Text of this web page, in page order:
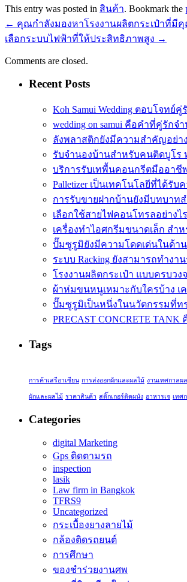
This entry was posted in สินค้า. Bookmark the
← คุณกำลังมองหาโรงงานผลิตกระเป๋าที่มี
เลือกระบบไฟฟ้าที่ให้ประสิทธิภาพสูง →
Comments are closed.
Recent Posts
Koh Samui Wedding ตอบโจท
wedding on samui คือคำที่คู่รัก
ลังพลาสติกยังมีความสำคัญอย่า
รับจำนองบ้านสำหรับคนติดบูโร
บริการรับเทพื้นคอนกรีตมืออาชี
Palletizer เป็นเทคโนโลยีที่ได้รั
การรับขายฝากบ้านยังมีบทบาท
เลือกใช้สายไฟคอนโทรลอย่าง
เครื่องทำไอศกรีมขนาดเล็ก สำ
ปั๊มซูรูมิยังมีความโดดเด่นในด้า
ระบบ Racking ยังสามารถทำง
โรงงานผลิตกระเป๋า แบบครบว
ผ้าห่มขนหนูเหมาะกับใครบ้าง
ปั๊มซูรูมิเป็นหนึ่งในนวัตกรรมที่ท
PRECAST CONCRETE
Tags
การค้าเสรีอาเซียน การส่งออกผักและผลไม้ งานเทศกาลผ
ผักและผลไม้ ราคาสินค้า สติ๊กเกอร์ติดผนัง อาหารเจ เทศ
Categories
digital Marketing
Gps ติดตามรถ
inspection
lasik
Law firm in Bangkok
TFRS9
Uncategorized
กระเบื้องยางลายไม้
กล้องติดรถยนต์
การศึกษา
ของชำร่วยงานศพ